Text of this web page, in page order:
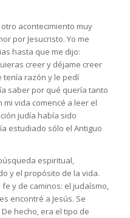
acontecimiento muy
por Jesucristo. Yo me
hasta que me dijo:
creer y déjame creer
tenía razón y le pedí
saber por qué quería tanto
mi vida comencé a leer el
judía había sido
estudiado sólo el Antiguo
espiritual,
y el propósito de la vida.
y de caminos: el judaísmo,
encontré a Jesús. Se
hecho, era el tipo de